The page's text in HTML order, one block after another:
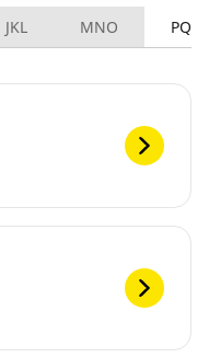
JKL MNO PQRS